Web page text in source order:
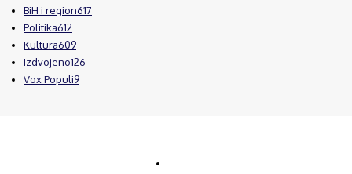
BiH i region617
Politika612
Kultura609
Izdvojeno126
Vox Populi9